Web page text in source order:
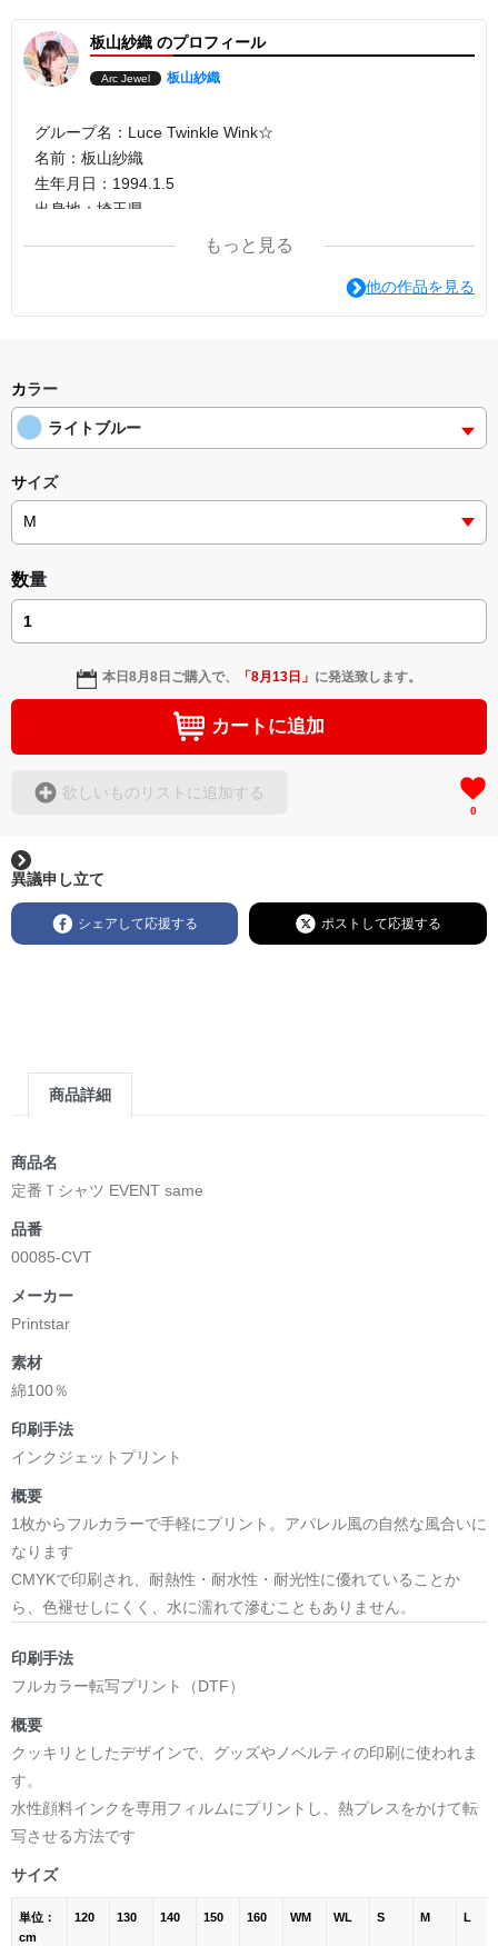
板山紗織 のプロフィール
Arc Jewel 板山紗織
グループ名：Luce Twinkle Wink☆
名前：板山紗織
生年月日：1994.1.5
出身地：埼玉県
もっと見る
他の作品を見る
カラー
ライトブルー
サイズ
数量
本日8月8日 ご購入で、 「8月13日 」 に発送致します。
カートに追加
欲しいものリストに追加する
0
異議申し立て
シェアして応援する ポストして応援する
商品詳細
商品名
定番Ｔシャツ EVENT same
品番
00085-CVT
メーカー
Printstar
素材
綿100％
印刷手法
インクジェットプリント
概要
1枚からフルカラーで手軽にプリント。アパレル風の自然な風合いに
なります
CMYKで印刷され、耐熱性・耐水性・耐光性に優れていることか
ら、色褪せしにくく、水に濡れて滲むこともありません。
印刷手法
フルカラー転写プリント（DTF）
概要
クッキリとしたデザインで、グッズやノベルティの印刷に使われま
す。
水性顔料インクを専用フィルムにプリントし、熱プレスをかけて転
写させる方法です
サイズ
単位：
cm
120 130 140 150 160 WM WL S M L